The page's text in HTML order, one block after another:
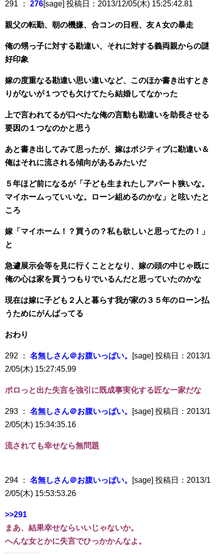
291 ： 276[sage] 投稿日：2013/12/05(木) 15:25:42.81
親父の転勤、朝の機嫌、合コンの日程、友Ａ女の暴走
俺の甥っ子に対する勘違い、それに対する義両親からの謎
好印象
嫁の度重なる勘違い思い違いなど、このほか書き出すとき
りがないが１つでも欠けてたら結婚してなかった
上で言われてるが口べたな俺の言動も勘違いを助長させる
要因の１つなのかと思う
あと書き出してみて思ったが、嫁はポジティブに勘違い＆
俺はそれに流される傾向があるみたいだ
５年ほど前になるが「子ども生まれたしアパート狭いな。
マイホームっていいな。ローン組めるのかな」と呟いたと
ころ
嫁「マイホーム！？買うの？私も欲しいと思ってたの！」
と
急遽展示会等を見に行くこととなり、嫁の頭の中じゃ既に
俺の心は家を買うつもりでいるんだと思っていたのかな
現在は嫁に子ども２人と暮らす我が家の３５年のローン払
うためにがんばってる
おわり
292 ： 名無しさん＠お腹いっぱい。
[sage] 投稿日：2013/1
2/05(木) 15:27:45.99
ポロっと出た失言を強引に既成事実化する匠な一家だな
293 ： 名無しさん＠お腹いっぱい。
[sage] 投稿日：2013/1
2/05(木) 15:34:35.16
流されても幸せなら無問題
294 ： 名無しさん＠お腹いっぱい。
[sage] 投稿日：2013/1
2/05(木) 15:53:53.26
>>291
まあ、結果幸せならいいじゃないか。
へんな女とかに失言でひっかかんなよ。